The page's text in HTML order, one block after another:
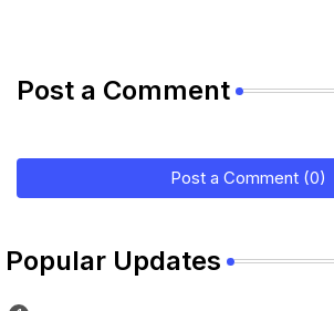
Post a Comment
Post a Comment (0)
Popular Updates